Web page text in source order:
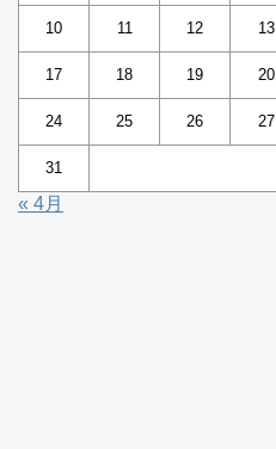
10 11 12 13
17 18 19 20
24 25 26 27
31
« 4月